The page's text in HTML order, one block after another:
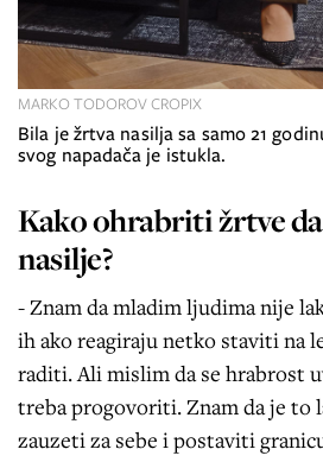
Bila je žrtva nasilja sa samo 21
svog napadača je istukla.
MARKO TODOROV CROPIX
Kako ohrabriti žrtve
nasilje?
- Znam da mladim ljudima nije
ih ako reagiraju netko staviti na
raditi. Ali mislim da se hrabrost
treba progovoriti. Znam da je to
zauzeti za sebe i postaviti